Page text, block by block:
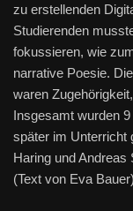
zu erstellenden
Studierenden
fokussieren, wie
narrative Poesie.
waren
Insgesamt wurden
später im Unterricht
Haring und Andreas
(Text von Eva Bauer)